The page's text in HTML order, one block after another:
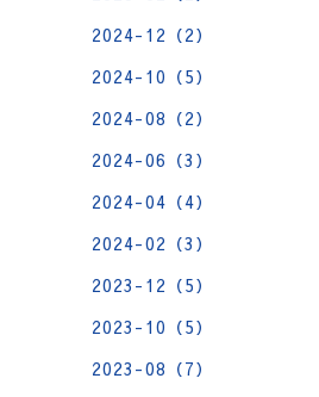
2024-12（2）
2024-10（5）
2024-08（2）
2024-06（3）
2024-04（4）
2024-02（3）
2023-12（5）
2023-10（5）
2023-08（7）